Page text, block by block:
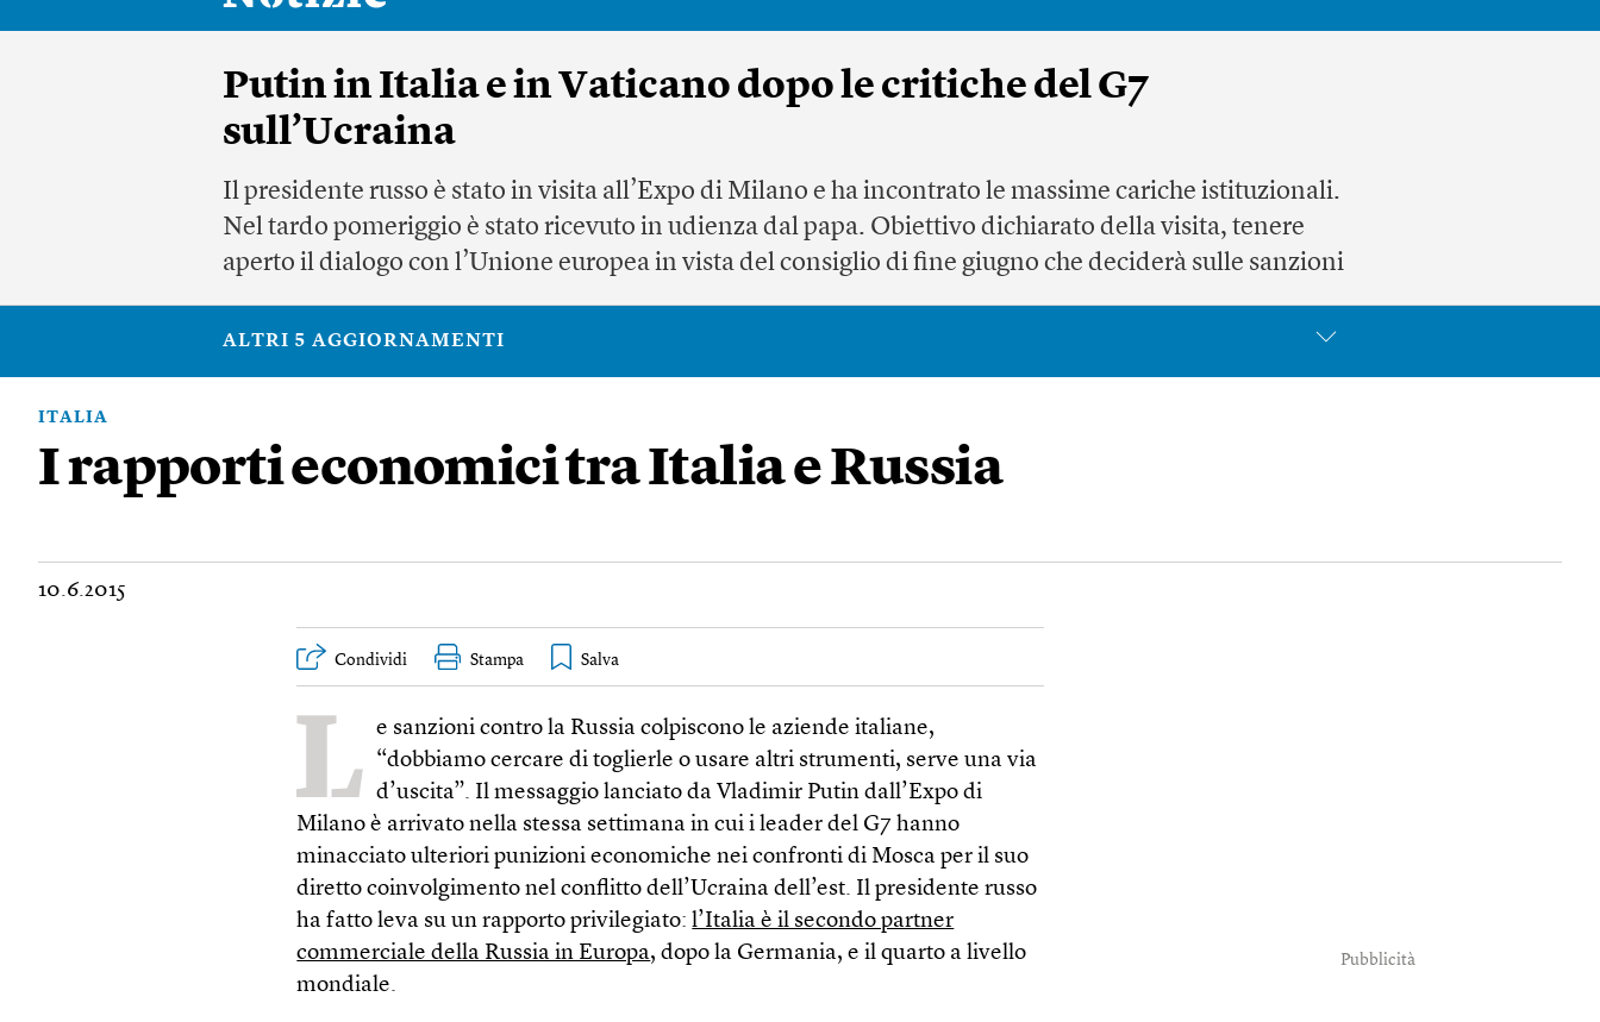
Putin in Italia e in Vaticano dopo le critiche del G7
sull’Ucraina
Il presidente russo è stato in visita all’Expo di Milano e ha incontrato le massime cariche istituzionali.
Nel tardo pomeriggio è stato ricevuto in udienza dal papa. Obiettivo dichiarato della visita, tenere
aperto il dialogo con l’Unione europea in vista del consiglio di fine giugno che deciderà sulle sanzioni
ALTRI 5 AGGIORNAMENTI
ITALIA
I rapporti economici tra Italia e Russia
10.6.2015
Condividi Stampa
L e sanzioni contro la Russia colpiscono le aziende italiane,
“dobbiamo cercare di toglierle o usare altri strumenti, serve una via
d’uscita”. Il messaggio lanciato da Vladimir Putin dall’Expo di
Milano è arrivato nella stessa settimana in cui i leader del G7 hanno
minacciato ulteriori punizioni economiche nei confronti di Mosca per il suo
diretto coinvolgimento nel conflitto dell’Ucraina dell’est. Il presidente russo
ha fatto leva su un rapporto privilegiato:l’Italia è il secondo partner
commerciale della Russia in Europa, dopo la Germania, e il quarto a livello
mondiale.
Pubblicità